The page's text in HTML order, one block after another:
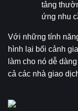
tảng
ứng nhu
Với những tính
hình lại bối cảnh
làm cho nó dễ
cả các nhà giao